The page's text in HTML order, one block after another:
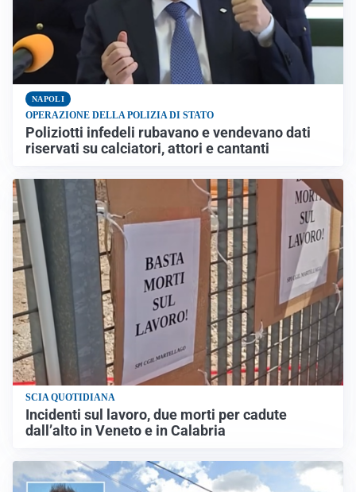
NAPOLI
OPERAZIONE DELLA POLIZIA DI STATO
Poliziotti infedeli rubavano e vendevano dati
riservati su calciatori, attori e cantanti
SCIA QUOTIDIANA
Incidenti sul lavoro, due morti per cadute
dall’alto in Veneto e in Calabria